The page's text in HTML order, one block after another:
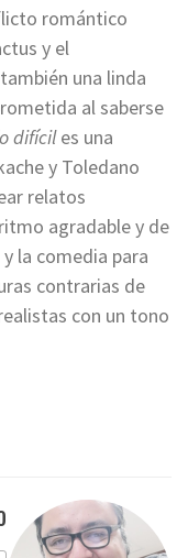
romántico
y el
una linda
al saberse
difíciles una
y Toledano
relatos
agradable y de
la comedia para
contrarias de
con un tono